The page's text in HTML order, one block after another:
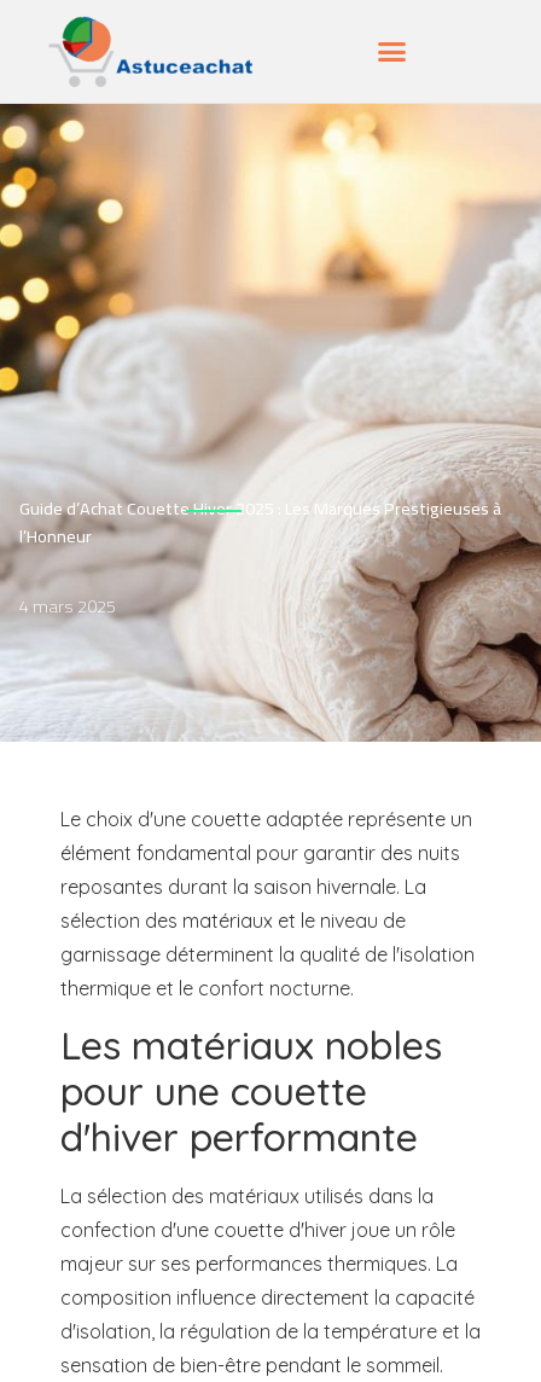
Guide d’Achat Couette Hiver 2025 : Les Marques Prestigieuses à
l’Honneur
4 mars 2025
Le choix d'une couette adaptée représente un
élément fondamental pour garantir des nuits
reposantes durant la saison hivernale. La
sélection des matériaux et le niveau de
garnissage déterminent la qualité de l'isolation
thermique et le confort nocturne.
Les matériaux nobles
pour une couette
d'hiver performante
La sélection des matériaux utilisés dans la
confection d'une couette d'hiver joue un rôle
majeur sur ses performances thermiques. La
composition influence directement la capacité
d'isolation, la régulation de la température et la
sensation de bien-être pendant le sommeil.